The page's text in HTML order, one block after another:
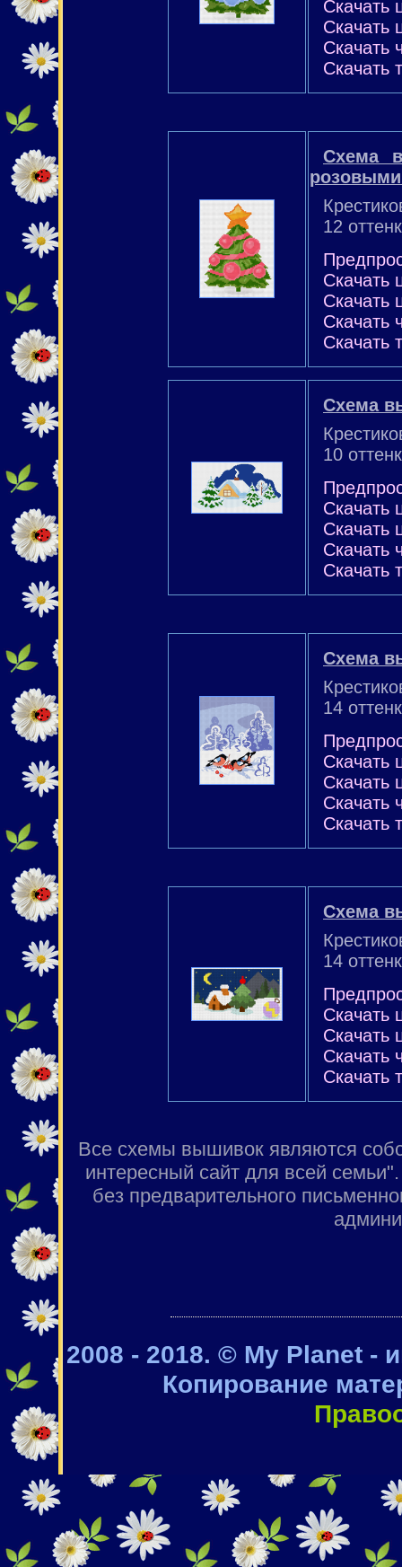
Скачать
Скачать
Скачать
Скачать
Схема
12
Скачать
Скачать
Скачать
Скачать
Схема
10
Скачать
Скачать
Скачать
Скачать
Схема
14
Скачать
Скачать
Скачать
Скачать
Схема
14
Скачать
Скачать
Скачать
Скачать
Все схемы вышивок являются
интересный сайт для всей
без предварительного
2008 - 2018. © My Planet -
Копирование